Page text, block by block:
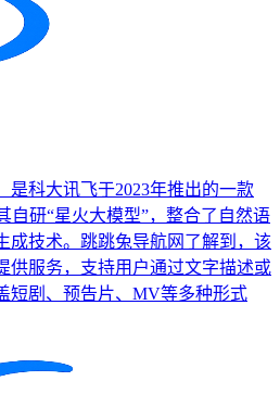
是科大讯飞于2023年推出的一款
自研“星火大模型”，整合了自然语
成技术。跳跳兔导航网了解到，该
供服务，支持用户通过文字描述或
短剧、预告片、MV等多种形式